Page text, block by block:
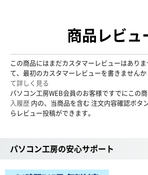
商品レビュ
この商品にはまだカスタマーレビューはあり
て、最初のカスタマーレビューを書きませんか
て詳しく見る
パソコン工房WEB会員のお客様ですでにこの
入履歴 内の、当商品を含む 注文内容確認ボタ
らレビュー投稿ができます。
パソコン工房の安心サポート